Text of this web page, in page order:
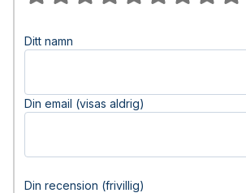
Ditt namn
Din email (visas aldrig)
Din recension (frivillig)